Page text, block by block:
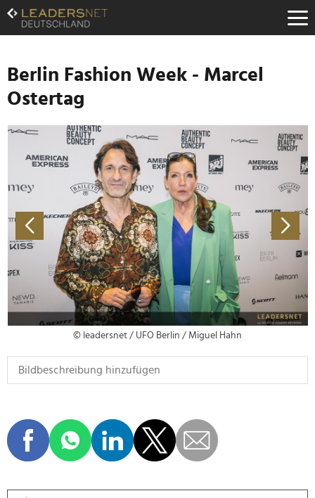
Zum
Inhalt
Zur
Navigation
Zur
Hauptnavigation
Berlin Fashion Week - Marcel
Ostertag
© leadersnet / UFO Berlin / Miguel Hahn